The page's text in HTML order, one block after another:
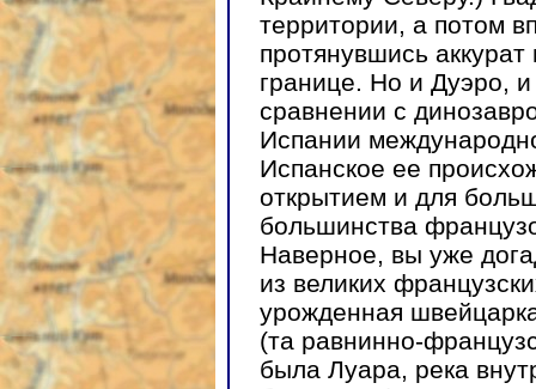
территории, а потом
протянувшись аккурат
границе. Но и Дуэро,
сравнении с
Испании
Испанское ее
открытием и для
большинства
Наверное, вы уже
из великих
урожденная
(та равнинно-
была Луара, река